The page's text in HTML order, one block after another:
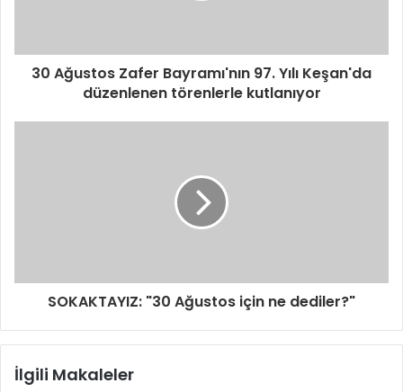
30 Ağustos Zafer Bayramı'nın 97. Yılı Keşan'da
düzenlenen törenlerle kutlanıyor
SOKAKTAYIZ: "30 Ağustos için ne dediler?"
İlgili Makaleler